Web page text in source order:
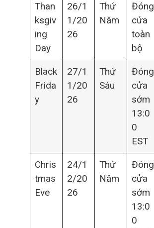
Than
ksgiv
ing
Day
26/1
1/20
26
Thứ
Năm
Đóng
cửa
toàn
bộ
Black
Frida
y
27/1
1/20
26
Thứ
Sáu
Đóng
cửa
sớm
13:0
0
EST
Chris
tmas
Eve
24/1
2/20
26
Thứ
Năm
Đóng
cửa
sớm
13:0
0